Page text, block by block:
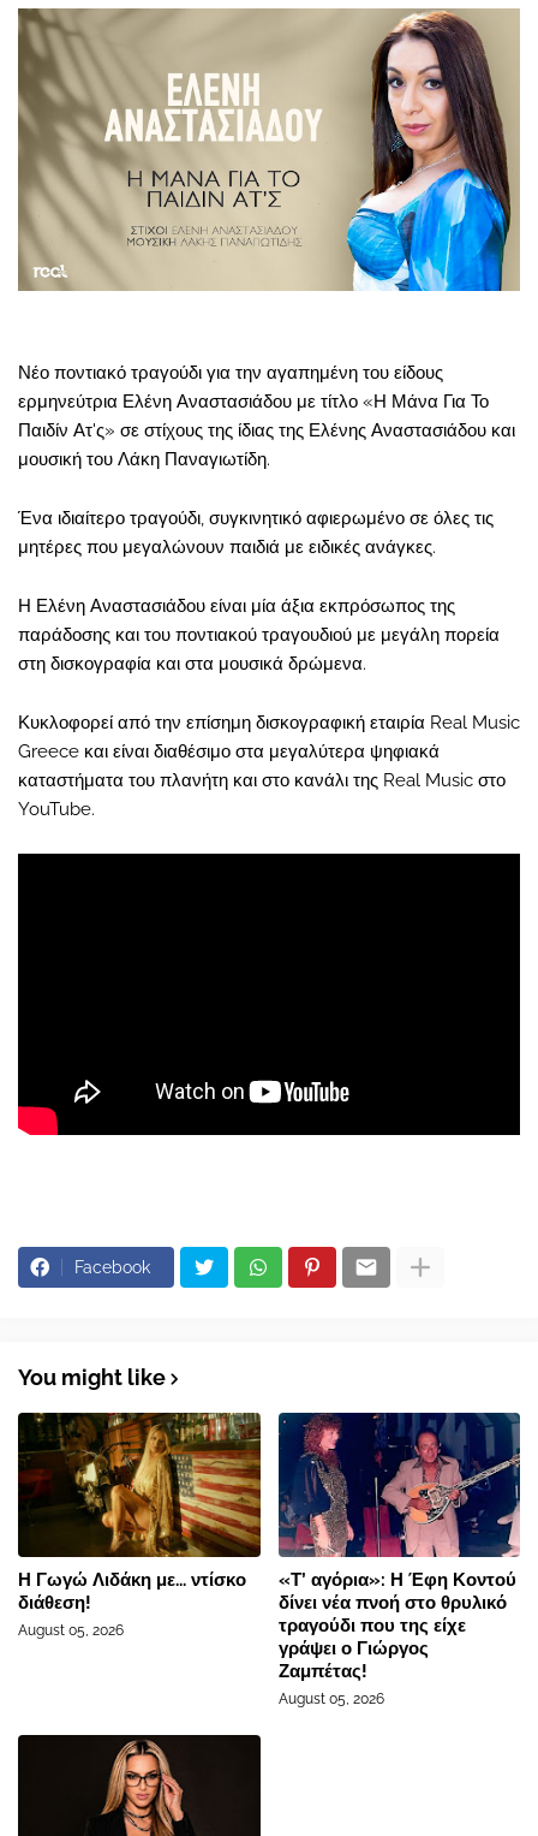
Νέο ποντιακό τραγούδι για την αγαπημένη του είδους
ερμηνεύτρια Ελένη Αναστασιάδου με τίτλο «Η Μάνα Για Το
Παιδίν Ατ'ς» σε στίχους της ίδιας της Ελένης Αναστασιάδου και
μουσική του Λάκη Παναγιωτίδη.
Ένα ιδιαίτερο τραγούδι, συγκινητικό αφιερωμένο σε όλες τις
μητέρες που μεγαλώνουν παιδιά με ειδικές ανάγκες.
Η Ελένη Αναστασιάδου είναι μία άξια εκπρόσωπος της
παράδοσης και του ποντιακού τραγουδιού με μεγάλη πορεία
στη δισκογραφία και στα μουσικά δρώμενα.
Κυκλοφορεί από την επίσημη δισκογραφική εταιρία Real Music
Greece και είναι διαθέσιμο στα μεγαλύτερα ψηφιακά
καταστήματα του πλανήτη και στο κανάλι της Real Music στο
YouTube.
Facebook
You might like
Η Γωγώ Λιδάκη με... ντίσκο
διάθεση!
August 05, 2026
«Τ’ αγόρια»: Η Έφη Κοντού
δίνει νέα πνοή στο θρυλικό
τραγούδι που της είχε
γράψει ο Γιώργος
Ζαμπέτας!
August 05, 2026